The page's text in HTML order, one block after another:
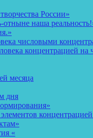
России»
наша
числовыми
концентрацией на
месяца
дня
«